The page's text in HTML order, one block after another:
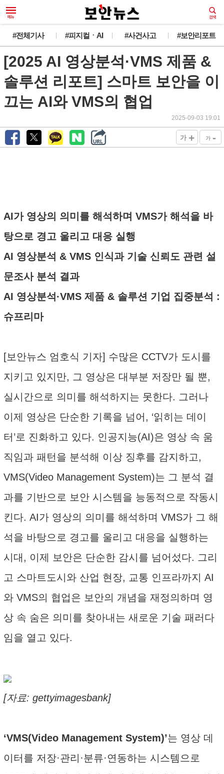
#전체기사 #피지컬ㆍAI #사건사고 #보안리포트
[2025 AI 영상분석·VMS 제품 &
솔루션 리포트] 스마트 보안을 이
끄는 AI와 VMS의 협업
2025-09-03 19:01
가 + 가 -
AI가 영상의 의미를 해석하며 VMS가 해석을 바
탕으로 경고 울리고 대응 실행
AI 영상분석 & VMS 인식과 기술 신뢰도 관련 설
문조사 분석 결과
AI 영상분석·VMS 제품 & 솔루션 기업 집중분석 :
슈프리마
[보안뉴스 엄호식 기자] 수많은 CCTV가 도시를
지키고 있지만, 그 영상은 대부분 저장만 될 뿐,
실시간으로 의미를 해석하지는 못한다. 그러나
이제 영상은 단순한 기록을 넘어, ‘읽히는 데이
터’로 진화하고 있다. 인공지능(AI)은 영상 속 움
직임과 패턴을 분석해 이상 징후를 감지하고,
VMS(Video Management System)는 그 분석 결
과를 기반으로 보안 시스템을 능동적으로 작동시
킨다. AI가 영상의 의미를 해석하며 VMS가 그 해
석을 바탕으로 경고를 울리고 대응을 실행하는
시대, 이제 보안은 단순한 감시를 넘어섰다. 그리
고 스마트도시와 산업 현장, 교통 인프라까지 AI
와 VMS의 협업은 보안의 개념을 재정의하며 영
상 속 숨은 의미를 찾아내는 새로운 기술 패러다
임을 열고 있다.
[자료: gettyimagesbank]
‘VMS(Video Management System)’는 영상 데
이터를 저장·관리·분류·연동하는 시스템으로